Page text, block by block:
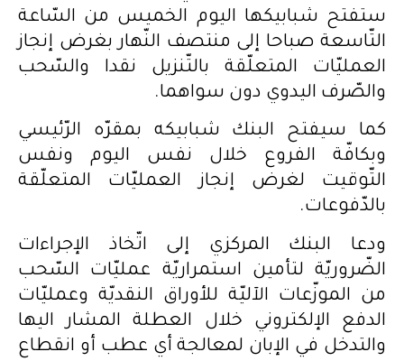
ستفتح شبابيكها اليوم الخميس من السّاعة
التّاسعة صباحا إلى منتصف النّهار بغرض إنجاز
العمليّات المتعلّقة بالتّنزيل نقدا والسّحب
والصّرف اليدوي دون سواهما.
كما سيفتح البنك شبابيكه بمقرّه الرّئيسي
وبكافّة الفروع خلال نفس اليوم ونفس
التّوقيت لغرض إنجاز العمليّات المتعلّقة
بالدّفوعات.
ودعا البنك المركزي إلى اتّخاذ الإجراءات
الضّروريّة لتأمين استمراريّة عمليّات السّحب
من الموزّعات الآليّة للأوراق النقديّة وعمليّات
الدفع الإلكتروني خلال العطلة المشار اليها
والتدخل في الإبان لمعالجة أي عطب أو انقطاع